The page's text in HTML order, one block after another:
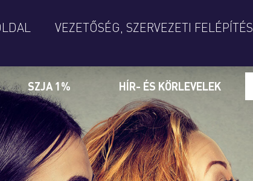
VEZETŐSÉG, SZERVEZETI FELÉPÍTÉS
SZJA 1% HÍR- ÉS KÖRLEVELEK